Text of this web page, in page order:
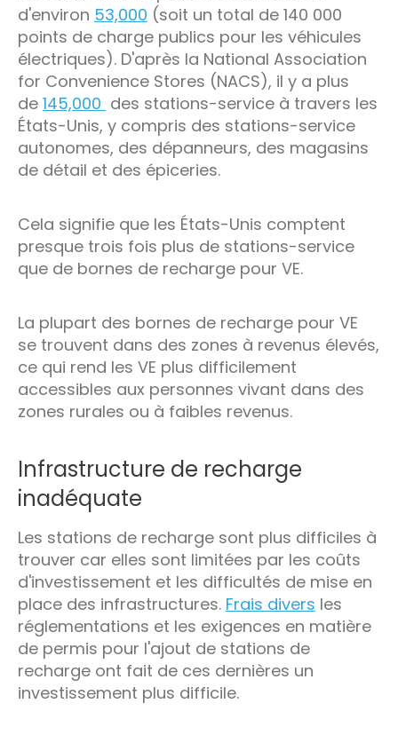
d'environ 53,000 (soit un total de 140 000
points de charge publics pour les véhicules
électriques). D'après la National Association
for Convenience Stores (NACS), il y a plus
de 145,000 des stations-service à travers les
États-Unis, y compris des stations-service
autonomes, des dépanneurs, des magasins
de détail et des épiceries.
Cela signifie que les États-Unis comptent
presque trois fois plus de stations-service
que de bornes de recharge pour VE.
La plupart des bornes de recharge pour VE
se trouvent dans des zones à revenus élevés,
ce qui rend les VE plus difficilement
accessibles aux personnes vivant dans des
zones rurales ou à faibles revenus.
Infrastructure de recharge
inadéquate
Les stations de recharge sont plus difficiles à
trouver car elles sont limitées par les coûts
d'investissement et les difficultés de mise en
place des infrastructures. Frais divers les
réglementations et les exigences en matière
de permis pour l'ajout de stations de
recharge ont fait de ces dernières un
investissement plus difficile.